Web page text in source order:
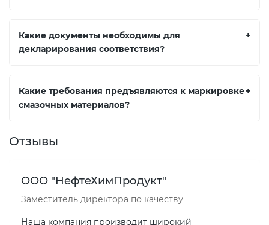
Какие документы необходимы для
декларирования соответствия?
+
Какие требования предъявляются к маркировке
смазочных материалов?
+
Отзывы
ООО "НефтеХимПродукт"
Заместитель директора по качеству
Наша компания производит широкий